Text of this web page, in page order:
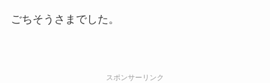
ごちそうさまでした。
スポンサーリンク